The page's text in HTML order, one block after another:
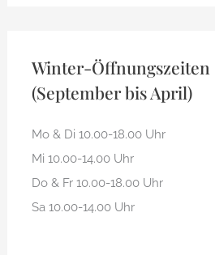
Winter-Öffnungszeiten
(September bis April)
Mo & Di 10.00-18.00 Uhr
Mi 10.00-14.00 Uhr
Do & Fr 10.00-18.00 Uhr
Sa 10.00-14.00 Uhr